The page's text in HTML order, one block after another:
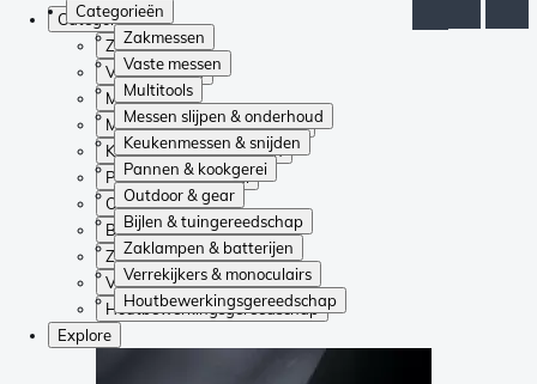
Categorieën
Zakmessen
Vaste messen
Multitools
Messen slijpen & onderhoud
Keukenmessen & snijden
Pannen & kookgerei
Outdoor & gear
Bijlen & tuingereedschap
Zaklampen & batterijen
Verrekijkers & monoculairs
Houtbewerkingsgereedschap
Categorieën
Zakmessen
Vaste messen
Multitools
Messen slijpen & onderhoud
Keukenmessen & snijden
Pannen & kookgerei
Outdoor & gear
Bijlen & tuingereedschap
Zaklampen & batterijen
Verrekijkers & monoculairs
Houtbewerkingsgereedschap
Explore